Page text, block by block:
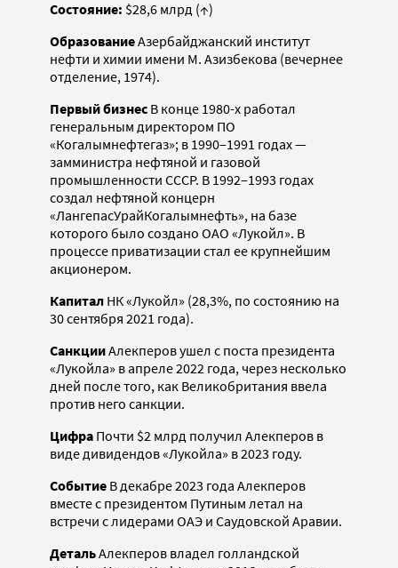
Состояние: $28,6 млрд (↑)
ОбразованиеАзербайджанский институт
нефти и химии имени М. Азизбекова (вечернее
отделение, 1974).
Первый бизнес В конце 1980-х работал
генеральным директором ПО
«Когалымнефтегаз»; в 1990–1991 годах —
замминистра нефтяной и газовой
промышленности СССР. В 1992–1993 годах
создал нефтяной концерн
«ЛангепасУрайКогалымнефть», на базе
которого было создано ОАО «Лукойл». В
процессе приватизации стал ее крупнейшим
акционером.
Капитал НК «Лукойл» (28,3%, по состоянию на
30 сентября 2021 года).
СанкцииАлекперов ушел с поста президента
«Лукойла» в апреле 2022 года, через несколько
дней после того, как Великобритания ввела
против него санкции.
Цифра Почти $2 млрд получил Алекперов в
виде дивидендов «Лукойла» в 2023 году.
Событие В декабре 2023 года Алекперов
вместе с президентом Путиным летал на
встречи с лидерами ОАЭ и Саудовской Аравии.
ДетальАлекперов владел голландской